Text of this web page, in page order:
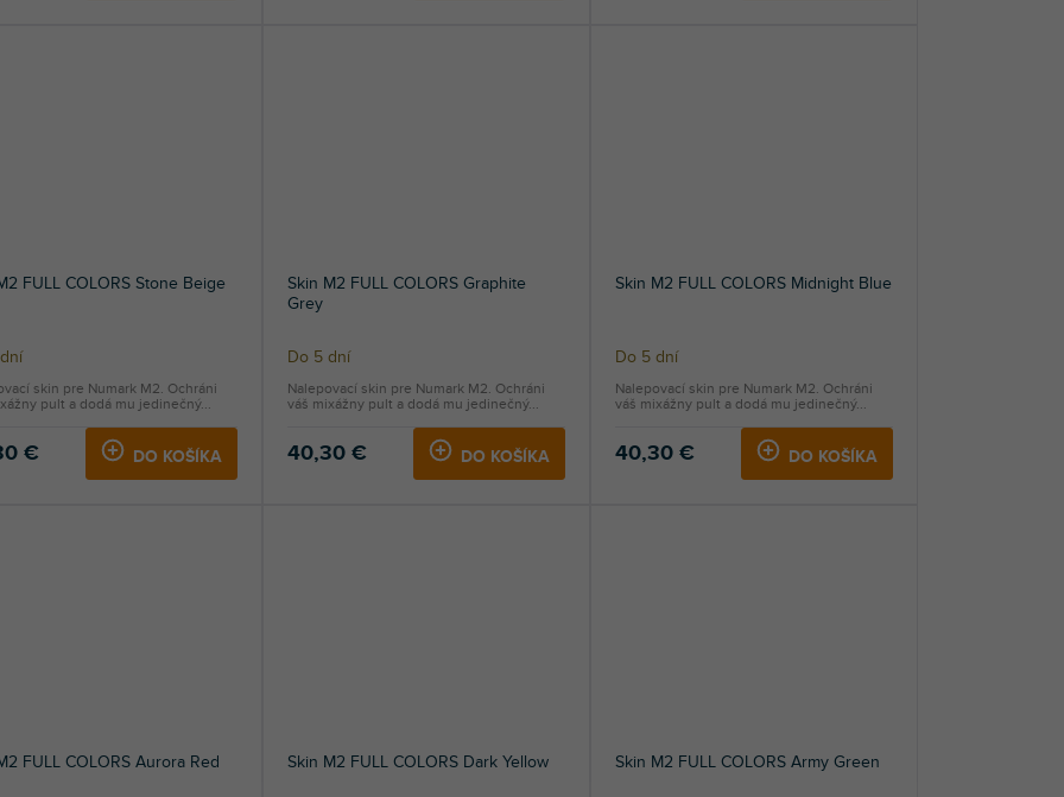
FULL COLORS Stone Beige
€ DO KOŠÍKA
skin pre Numark M2. Ochráni
pult a dodá mu jedinečný...
Skin M2 FULL COLORS Graphite
Grey
Do 5 dní
40,30 € DO KOŠÍKA
Nalepovací skin pre Numark M2. Ochráni
váš mixážny pult a dodá mu jedinečný...
Skin M2 FULL COLORS Midnight Blue
Do 5 dní
40,30 € DO KOŠÍKA
Nalepovací skin pre Numark M2. Ochráni
váš mixážny pult a dodá mu jedinečný...
FULL COLORS Aurora Red Skin M2 FULL COLORS Dark Yellow Skin M2 FULL COLORS Army Green